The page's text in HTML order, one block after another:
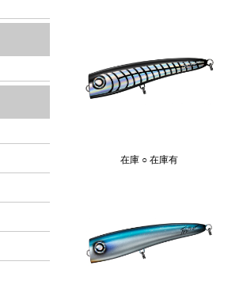
在庫 ○ 在庫有